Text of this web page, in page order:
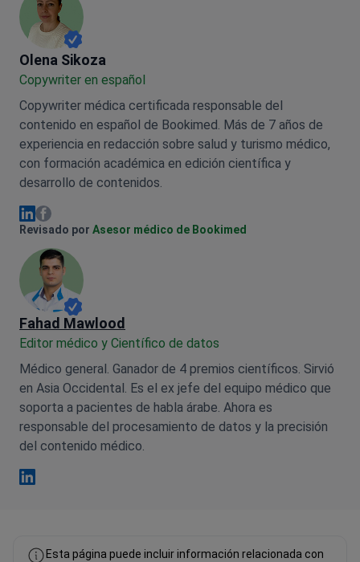
Olena Sikoza
Olena Sikoza
Сopywriter en español
Copywriter médica certificada responsable del
contenido en español de Bookimed. Más de 7 años de
experiencia en redacción sobre salud y turismo médico,
con formación académica en edición científica y
desarrollo de contenidos.
Olena Sikoza Linkedin
Olena Sikoza Facebook
Revisado por Asesor médico de Bookimed
Fahad Mawlood
Editor médico y Científico de datos
Médico general. Ganador de 4 premios científicos. Sirvió
en Asia Occidental. Es el ex jefe del equipo médico que
soporta a pacientes de habla árabe. Ahora es
responsable del procesamiento de datos y la precisión
del contenido médico.
Esta página puede incluir información relacionada con